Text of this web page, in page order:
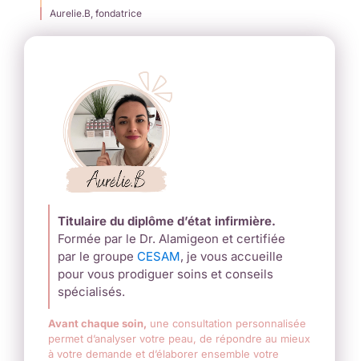
Aurelie.B, fondatrice
Titulaire du diplôme d’état infirmière.
Formée par le Dr. Alamigeon et certifiée
par le groupe CESAM, je vous accueille
pour vous prodiguer soins et conseils
spécialisés.
Avant chaque soin, une consultation personnalisée
permet d’analyser votre peau, de répondre au mieux
à votre demande et d’élaborer ensemble votre